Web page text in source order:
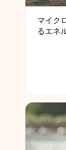
マイク
るエネ